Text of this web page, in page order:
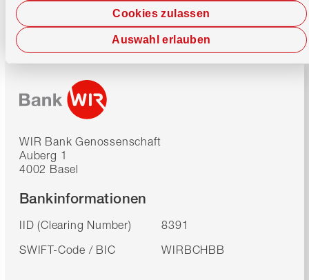
Cookies zulassen
Auswahl erlauben
WIR Bank Genossenschaft
Auberg 1
4002 Basel
Bankinformationen
IID (Clearing Number)
8391
SWIFT-Code / BIC
WIRBCHBB